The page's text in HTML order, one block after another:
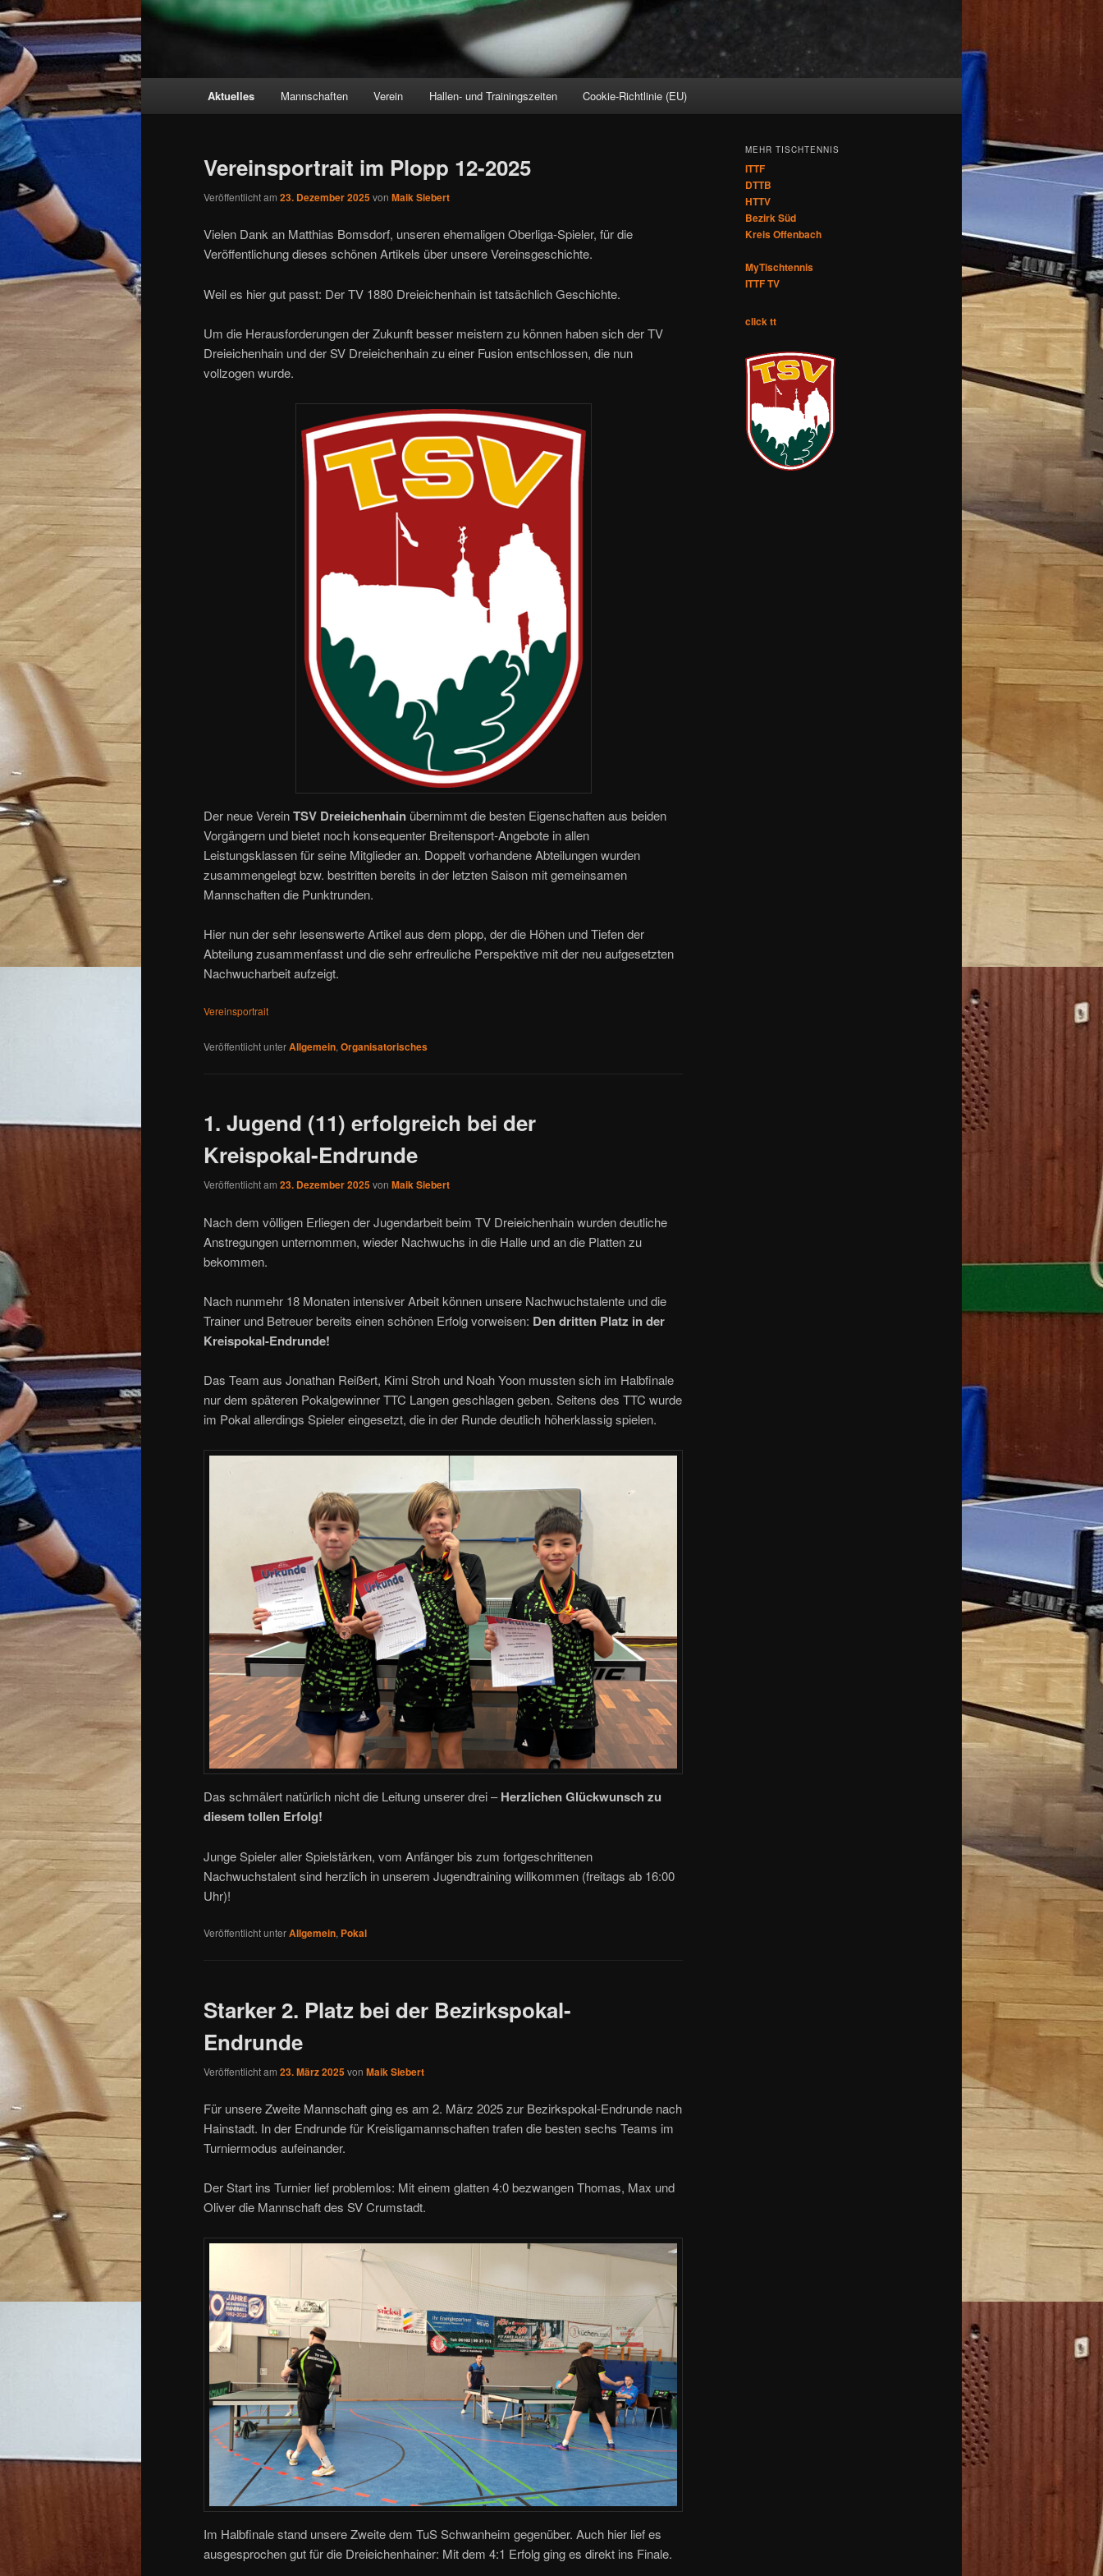
Aktuelles Mannschaften Verein Hallen- und Trainingszeiten Cookie-Richtlinie (EU)
Vereinsportrait im Plopp 12-2025
Veröffentlicht am 23. Dezember 2025von Maik Siebert
Vielen Dank an Matthias Bomsdorf, unseren ehemaligen Oberliga-Spieler, für die
Veröffentlichung dieses schönen Artikels über unsere Vereinsgeschichte.
Weil es hier gut passt: Der TV 1880 Dreieichenhain ist tatsächlich Geschichte.
Um die Herausforderungen der Zukunft besser meistern zu können haben sich der TV
Dreieichenhain und der SV Dreieichenhain zu einer Fusion entschlossen, die nun
vollzogen wurde.
Der neue VereinTSV Dreieichenhain übernimmt die besten Eigenschaften aus beiden
Vorgängern und bietet noch konsequenter Breitensport-Angebote in allen
Leistungsklassen für seine Mitglieder an. Doppelt vorhandene Abteilungen wurden
zusammengelegt bzw. bestritten bereits in der letzten Saison mit gemeinsamen
Mannschaften die Punktrunden.
Hier nun der sehr lesenswerte Artikel aus dem plopp, der die Höhen und Tiefen der
Abteilung zusammenfasst und die sehr erfreuliche Perspektive mit der neu aufgesetzten
Nachwucharbeit aufzeigt.
Vereinsportrait
Veröffentlicht unterAllgemein, Organisatorisches
1. Jugend (11) erfolgreich bei der
Kreispokal-Endrunde
Veröffentlicht am 23. Dezember 2025von Maik Siebert
Nach dem völligen Erliegen der Jugendarbeit beim TV Dreieichenhain wurden deutliche
Anstregungen unternommen, wieder Nachwuchs in die Halle und an die Platten zu
bekommen.
Nach nunmehr 18 Monaten intensiver Arbeit können unsere Nachwuchstalente und die
Trainer und Betreuer bereits einen schönen Erfolg vorweisen: Den dritten Platz in der
Kreispokal-Endrunde!
Das Team aus Jonathan Reißert, Kimi Stroh und Noah Yoon mussten sich im Halbfinale
nur dem späteren Pokalgewinner TTC Langen geschlagen geben. Seitens des TTC wurde
im Pokal allerdings Spieler eingesetzt, die in der Runde deutlich höherklassig spielen.
Das schmälert natürlich nicht die Leitung unserer drei –Herzlichen Glückwunsch zu
diesem tollen Erfolg!
Junge Spieler aller Spielstärken, vom Anfänger bis zum fortgeschrittenen
Nachwuchstalent sind herzlich in unserem Jugendtraining willkommen (freitags ab 16:00
Uhr)!
Veröffentlicht unterAllgemein, Pokal
Starker 2. Platz bei der Bezirkspokal-
Endrunde
Veröffentlicht am 23. März 2025von Maik Siebert
Für unsere Zweite Mannschaft ging es am 2. März 2025 zur Bezirkspokal-Endrunde nach
Hainstadt. In der Endrunde für Kreisligamannschaften trafen die besten sechs Teams im
Turniermodus aufeinander.
Der Start ins Turnier lief problemlos: Mit einem glatten 4:0 bezwangen Thomas, Max und
Oliver die Mannschaft des SV Crumstadt.
Im Halbfinale stand unsere Zweite dem TuS Schwanheim gegenüber. Auch hier lief es
ausgesprochen gut für die Dreieichenhainer: Mit dem 4:1 Erfolg ging es direkt ins Finale.
MEHR TISCHTENNIS
ITTF
DTTB
HTTV
Bezirk Süd
Kreis Offenbach
MyTischtennis
ITTF TV
click tt